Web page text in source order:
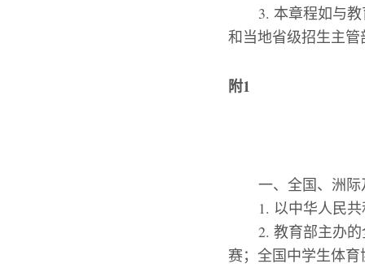
3. 本章程如与
和当地省级招生主
附1
一、 全国、洲
1. 以中华人民
2. 教育部主办
赛；全国中学生体